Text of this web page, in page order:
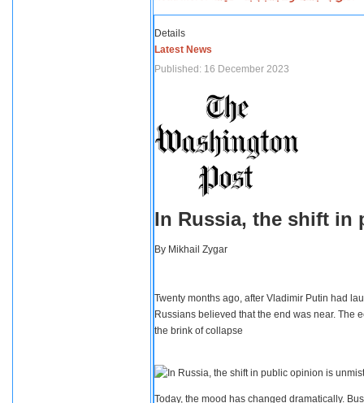
Details
Latest News
Published: 16 December 2023
In Russia, the shift in
By Mikhail Zygar
Twenty months ago, after Vladimir Putin had
Russians believed that the end was near. The
the brink of collapse
Today, the mood has changed dramatically.